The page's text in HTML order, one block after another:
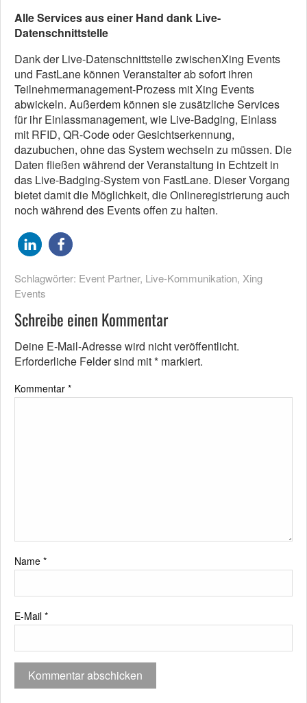
Alle Services aus einer Hand dank Live-
Datenschnittstelle
Dank der Live-Datenschnittstelle zwischenXing Events
und FastLane können Veranstalter ab sofort ihren
Teilnehmermanagement-Prozess mit Xing Events
abwickeln. Außerdem können sie zusätzliche Services
für ihr Einlassmanagement, wie Live-Badging, Einlass
mit RFID, QR-Code oder Gesichtserkennung,
dazubuchen, ohne das System wechseln zu müssen. Die
Daten fließen während der Veranstaltung in Echtzeit in
das Live-Badging-System von FastLane. Dieser Vorgang
bietet damit die Möglichkeit, die Onlineregistrierung auch
noch während des Events offen zu halten.
Schlagwörter: Event Partner, Live-Kommunikation, Xing
Events
Schreibe einen Kommentar
Deine E-Mail-Adresse wird nicht veröffentlicht.
Erforderliche Felder sind mit* markiert.
Kommentar *
Name *
E-Mail *